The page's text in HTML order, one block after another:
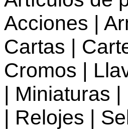
Acciones |
Cartas |
Cromos |
| Miniaturas
| Relojes |